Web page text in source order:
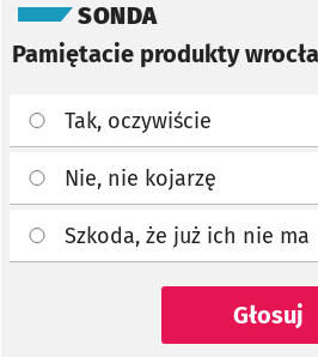
SONDA
Pamiętacie produkty
Tak, oczywiście
Nie, nie kojarzę
Szkoda, że już ich nie ma
Głosuj